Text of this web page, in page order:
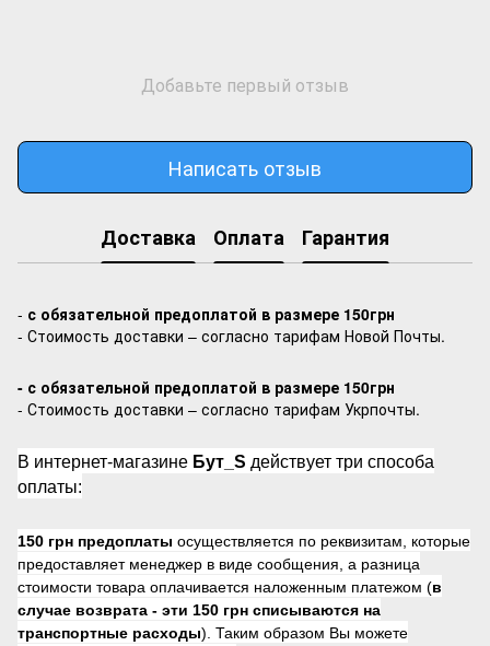
Добавьте первый отзыв
Написать отзыв
Доставка Оплата Гарантия
- с обязательной предоплатой в размере 150грн
- Стоимость доставки – согласно тарифам Новой Почты.
- с обязательной предоплатой в размере 150грн
- Стоимость доставки – согласно тарифам Укрпочты.
В интернет-магазине Бут_S действует три способа
оплаты:
150 грн предоплаты осуществляется по реквизитам, которые
предоставляет менеджер в виде сообщения, а разница
стоимости товара оплачивается наложенным платежом (в
случае возврата - эти 150 грн списываются на
транспортные расходы). Таким образом Вы можете